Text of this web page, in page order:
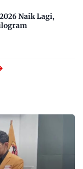
Naik Lagi,